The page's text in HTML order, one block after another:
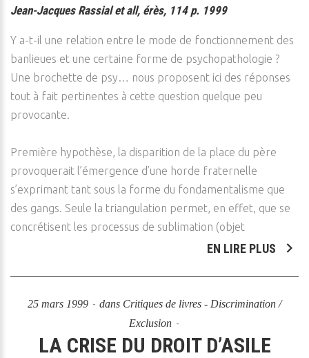
Jean-Jacques Rassial et all, érès, 114 p. 1999
Y a-t-il une relation entre le mode de fonctionnement des
banlieues et une certaine forme de psychopathologie ?
Une brochette de psy… nous proposent ici des réponses
tout à fait pertinentes à cette question quelque peu
provocante.
Première hypothèse, la disparition de la place du père
provoquerait l’émergence d’une horde fraternelle
s’exprimant tant sous la forme du fondamentalisme que
des gangs. Seule la triangulation permet, en effet, que se
concrétisent les processus de sublimation (objet
EN LIRE PLUS
25 mars 1999 dans Critiques de livres - Discrimination /
Exclusion
LA CRISE DU DROIT D’ASILE